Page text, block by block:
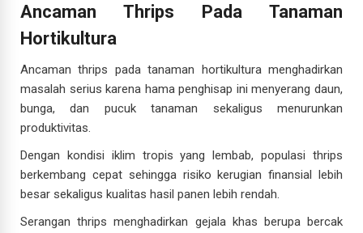
Ancaman Thrips Pada Tanaman
Hortikultura
Ancaman thrips pada tanaman hortikultura menghadirkan
masalah serius karena hama penghisap ini menyerang daun,
bunga, dan pucuk tanaman sekaligus menurunkan
produktivitas.
Dengan kondisi iklim tropis yang lembab, populasi thrips
berkembang cepat sehingga risiko kerugian finansial lebih
besar sekaligus kualitas hasil panen lebih rendah.
Serangan thrips menghadirkan gejala khas berupa bercak